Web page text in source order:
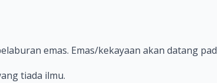
emas. Emas/kekayaan akan datang
tiada ilmu.